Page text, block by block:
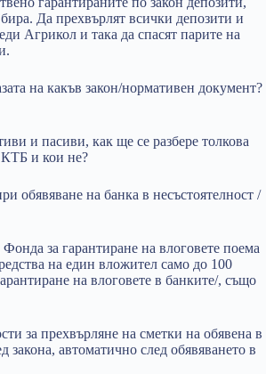
Да прехвърлят всички депозити и
Агрикол и така да спасят парите на
на какъв закон/нормативен документ?
и пасиви, как ще се разбере толкова
КТБ и кои не?
обявяване на банка в несъстоятелност /
за гарантиране на влоговете поема
на един вложител само до 100
на влоговете в банките/, също
за прехвърляне на сметки на обявена в
закона, автоматично след обявяването в